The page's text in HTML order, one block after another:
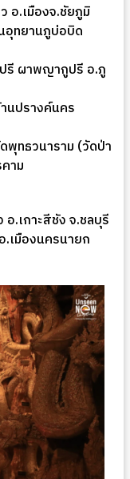
อ.เมืองจ.ชัยภูมิ
ทยานภูบ่อบิด
รี ผาพญากูปรี อ.ภู
นปรางค์นคร
พุทธวนาราม (วัดป่า
าม
.เกาะสีชัง จ.ชลบุรี
เมืองนครนายก